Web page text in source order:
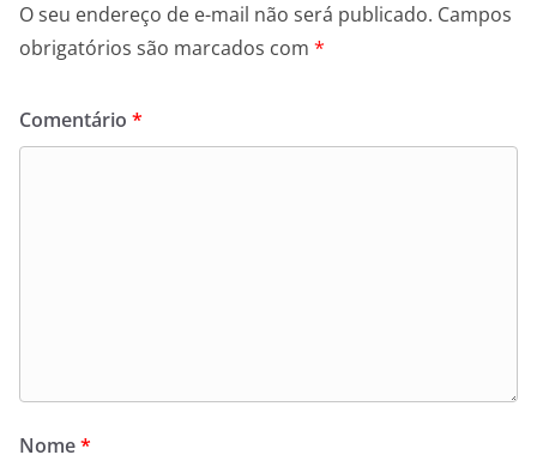
O seu endereço de e-mail não será publicado. Campos
obrigatórios são marcados com *
Comentário *
Nome*